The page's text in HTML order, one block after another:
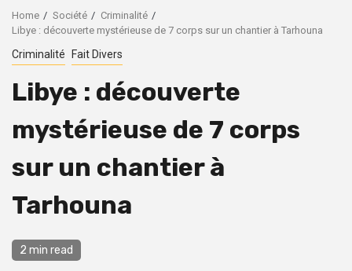
Home Société
Criminalité
Libye : découverte mystérieuse de 7 corps sur un chantier à Tarhouna
Criminalité Fait Divers
Libye : découverte
mystérieuse de 7 corps
sur un chantier à
Tarhouna
2 min read